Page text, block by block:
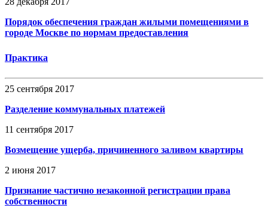
Порядок обеспечения граждан жилыми помещениями в
городе Москве по нормам предоставления
Практика
25 сентября 2017
Разделение коммунальных платежей
11 сентября 2017
Возмещение ущерба, причиненного заливом квартиры
2 июня 2017
Признание частично незаконной регистрации права
собственности